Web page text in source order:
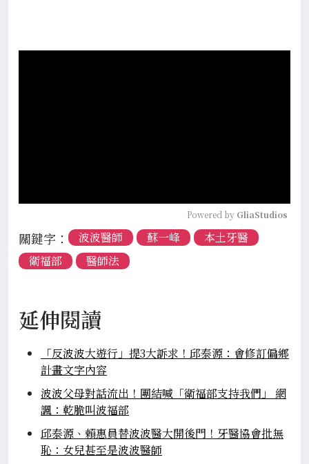
Powered by GliaStudios
關鍵字： 波波醫師 蘇一峰
本土牙醫
衛福部
醫師法
延伸閱讀
「反波波大遊行」提3大訴求！邱泰源：會修訂偏鄉
計畫文字內容
波波父母對話流出！團結喊「衛福部支持我們」 網
諷：乾脆叫波福部
邱泰源、賴惠員替波波醫大開後門！牙醫協會批無
恥：女兒甚至是波波醫師